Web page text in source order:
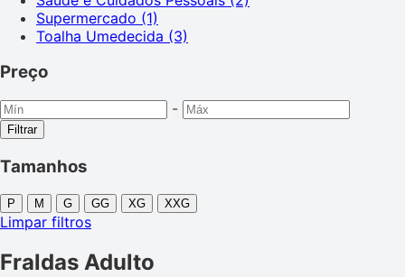
Supermercado (1)
Toalha Umedecida (3)
Preço
-
Filtrar
Tamanhos
P M G GG XG XXG
Limpar filtros
Fraldas Adulto